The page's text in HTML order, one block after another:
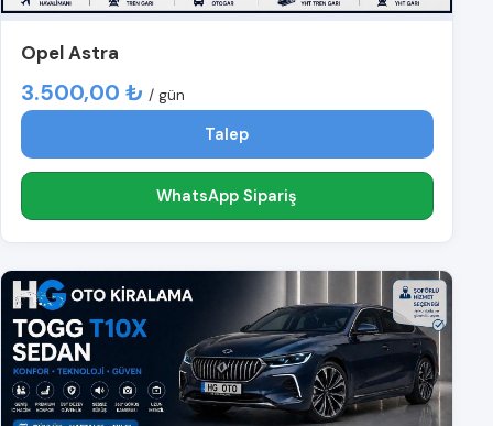
Opel Astra
3.500,00 ₺ / gün
Talep
WhatsApp Sipariş